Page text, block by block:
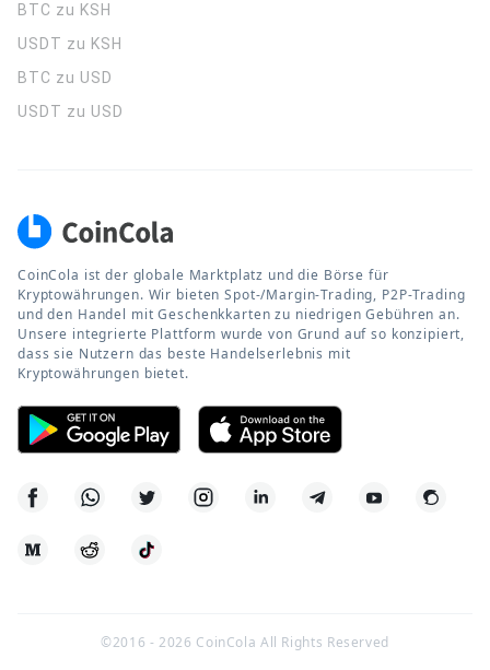
BTC zu KSH
USDT zu KSH
BTC zu USD
USDT zu USD
CoinCola ist der globale Marktplatz und die Börse für
Kryptowährungen. Wir bieten Spot-/Margin-Trading, P2P-Trading
und den Handel mit Geschenkkarten zu niedrigen Gebühren an.
Unsere integrierte Plattform wurde von Grund auf so konzipiert,
dass sie Nutzern das beste Handelserlebnis mit
Kryptowährungen bietet.
©2016 -2026 CoinCola All Rights Reserved